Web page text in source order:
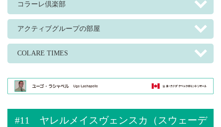
コラーレ倶楽部
アクティブグループの部屋
COLARE TIMES
#11 ヤレルメイスヴェンスカ（スウェーデ